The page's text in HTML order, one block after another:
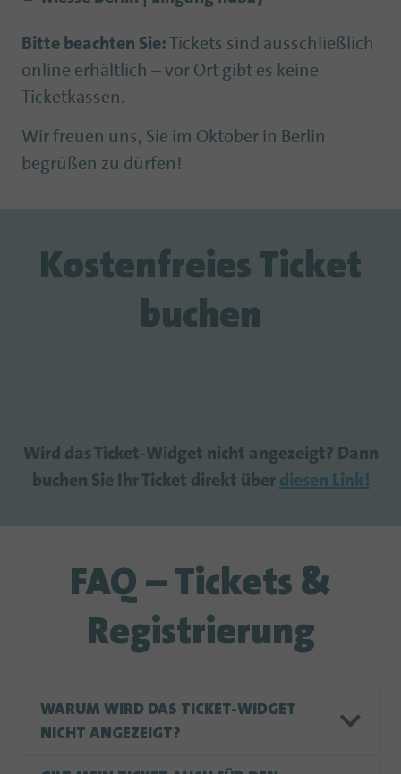
Bitte beachten Sie: Tickets sind ausschließlich
online erhältlich – vor Ort gibt es keine
Ticketkassen.
Wir freuen uns, Sie im Oktober in Berlin
begrüßen zu dürfen!
Kostenfreies Ticket
buchen
Wird das Ticket-Widget nicht angezeigt? Dann
buchen Sie Ihr Ticket direkt über diesen Link!
FAQ – Tickets &
Registrierung
WARUM WIRD DAS TICKET-WIDGET
NICHT ANGEZEIGT?